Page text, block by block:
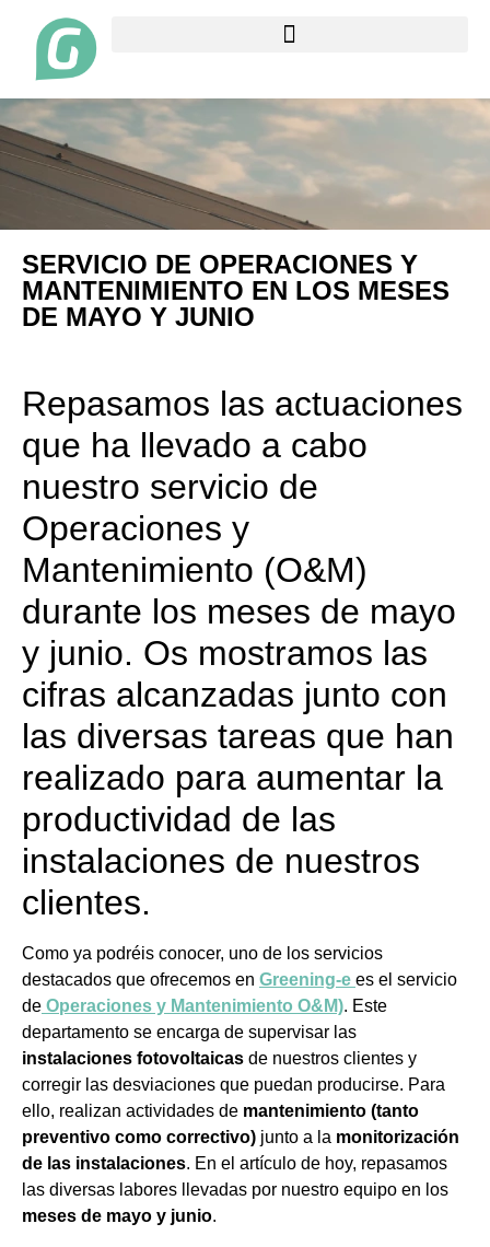
SERVICIO DE OPERACIONES Y
MANTENIMIENTO EN LOS MESES
DE MAYO Y JUNIO
Repasamos las actuaciones
que ha llevado a cabo
nuestro servicio de
Operaciones y
Mantenimiento (O&M)
durante los meses de mayo
y junio. Os mostramos las
cifras alcanzadas junto con
las diversas tareas que han
realizado para aumentar la
productividad de las
instalaciones de nuestros
clientes.
Como ya podréis conocer, uno de los servicios
destacados que ofrecemos en Greening-e es el servicio
de Operaciones y Mantenimiento O&M). Este
departamento se encarga de supervisar las
instalaciones fotovoltaicas de nuestros clientes y
corregir las desviaciones que puedan producirse. Para
ello, realizan actividades de mantenimiento (tanto
preventivo como correctivo) junto a la monitorización
de las instalaciones. En el artículo de hoy, repasamos
las diversas labores llevadas por nuestro equipo en los
meses de mayo y junio.